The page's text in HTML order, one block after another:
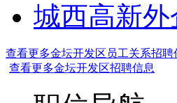
城西高新外
查看更多金坛开发区员工关系招聘
查看更多金坛开发区招聘信息